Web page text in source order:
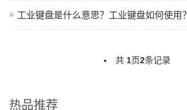
工业键盘是什么意思？工业键盘如何使用？
共 1页2条记录
热品推荐